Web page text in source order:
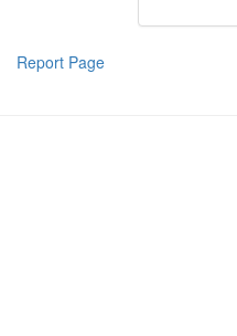
Report Page